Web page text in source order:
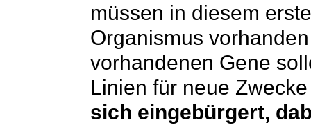
müssen in diesem
Organismus
vorhandenen Gene
Linien für neue
sich eingebürgert,